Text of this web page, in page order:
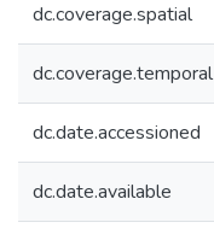
dc.coverage.spatial
dc.coverage.temporal
dc.date.accessioned
dc.date.available